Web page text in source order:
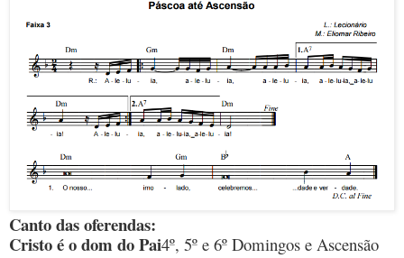
Canto das oferendas:
Cristo é o dom do Pai4º, 5º e 6º Domingos e Ascensão